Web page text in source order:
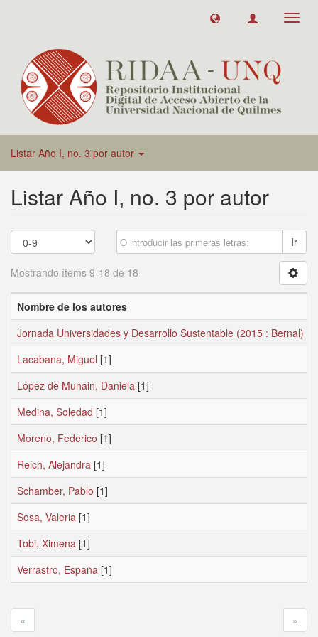
Listar Año I, no. 3 por autor
Listar Año I, no. 3 por autor
Ir
Mostrando ítems 9-18 de 18
Nombre de los autores
Jornada Universidades y Desarrollo Sustentable (2015 : Bernal)
Lacabana, Miguel [1]
López de Munain, Daniela [1]
Medina, Soledad [1]
Moreno, Federico [1]
Reich, Alejandra [1]
Schamber, Pablo [1]
Sosa, Valeria [1]
Tobi, Ximena [1]
Verrastro, España [1]
« »